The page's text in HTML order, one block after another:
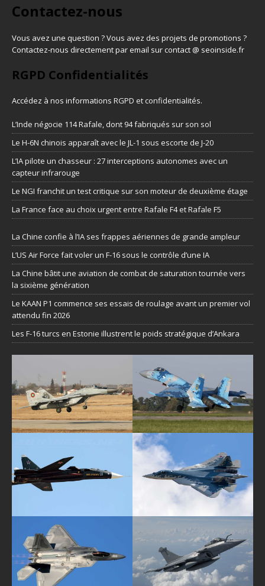
Contactez-nous
Vous avez une question ? Vous avez des projets de promotions ?
Contactez-nous directement par email sur contact @ seoinside.fr
RGPD Confidentialités
Accédez à nos informations RGPD et confidentialités.
L’Inde négocie 114 Rafale, dont 94 fabriqués sur son sol
Le H-6N chinois apparaît avec le JL-1 sous escorte de J-20
L’IA pilote un chasseur : 27 interceptions autonomes avec un
capteur infrarouge
Le NGI franchit un test critique sur son moteur de deuxième étage
La France face au choix urgent entre Rafale F4 et Rafale F5
La Chine confie à l’IA ses frappes aériennes de grande ampleur
L’US Air Force fait voler un F-16 sous le contrôle d’une IA
La Chine bâtit une aviation de combat de saturation tournée vers
la sixième génération
Le KAAN P1 commence ses essais de roulage avant un premier vol
attendu fin 2026
Les F-16 turcs en Estonie illustrent le poids stratégique d’Ankara